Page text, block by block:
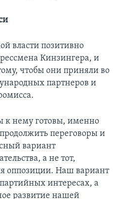
власти позитивно
Кинзингера, и
чтобы они приняли во
партнеров и
к нему готовы, именно
переговоры и
вариант
а не тот,
оппозиции. Наш вариант
интересах, а
развитие нашей